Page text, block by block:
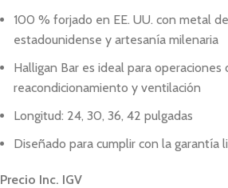
100 % forjado en EE. UU. con metal
estadounidense y artesanía milenaria
Halligan Bar es ideal para
reacondicionamiento y ventilación
Longitud: 24, 30, 36, 42 pulgadas
Diseñado para cumplir con la garantía
Precio Inc. IGV